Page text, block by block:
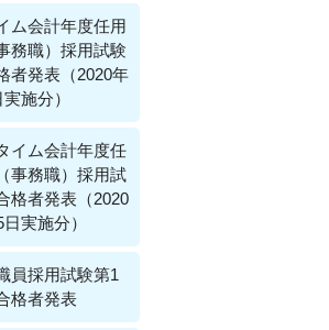
ム会計年度任用
務職）採用試験
者発表（2020年
施分）
イム会計年度任
事務職）採用試
格者発表（2020
実施分）
員採用試験第1
格者発表